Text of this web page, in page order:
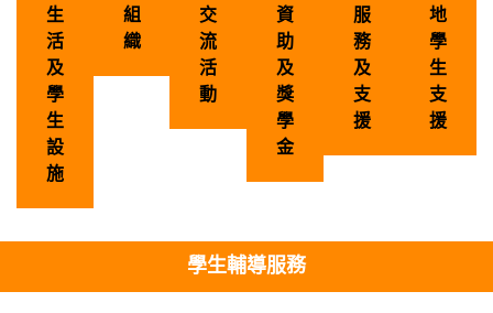
生
活
及
學
生
設
施
組
織
交
流
活
動
資
助
及
獎
學
金
服
務
及
支
援
地
學
生
支
援
學生輔導服務